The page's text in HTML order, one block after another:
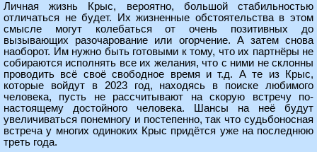
Личная жизнь Крыс, вероятно, большой стабильностью
отличаться не будет. Их жизненные обстоятельства в этом
смысле могут колебаться от очень позитивных до
вызывающих разочарование или огорчение. А затем снова
наоборот. Им нужно быть готовыми к тому, что их партнёры не
собираются исполнять все их желания, что с ними не склонны
проводить всё своё свободное время и т.д. А те из Крыс,
которые войдут в 2023 год, находясь в поиске любимого
человека, пусть не рассчитывают на скорую встречу по-
настоящему достойного человека. Шансы на неё будут
увеличиваться понемногу и постепенно, так что судьбоносная
встреча у многих одиноких Крыс придётся уже на последнюю
треть года.